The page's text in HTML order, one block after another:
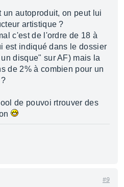
un autoproduit, on peut lui
artistique ?
c'est de l'ordre de 18 à
est indiqué dans le dossier
disque" sur AF) mais la
de 2% à combien pour un
de pouvoi rtrouver des
#9